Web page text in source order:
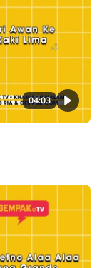
04:03